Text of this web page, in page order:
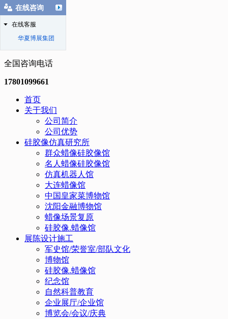
全国咨询电话
17801099661
首页
关于我们
公司简介
公司优势
硅胶像仿真研究所
群众蜡像硅胶像馆
名人蜡像硅胶像馆
仿真机器人馆
大连蜡像馆
中国皇家菜博物馆
沈阳金融博物馆
蜡像场景复原
硅胶像.蜡像馆
展陈设计施工
军史馆/荣誉室/部队文化
博物馆
硅胶像.蜡像馆
纪念馆
自然科普教育
企业展厅/企业馆
博览会/会议/庆典
在线咨询
在线客服
华夏博展集团